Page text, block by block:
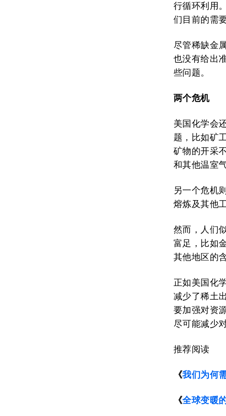
行循环利用
们目前的需
尽管稀缺金
也没有给出
些问题。
两个危机
美国化学会
题，比如矿
矿物的开采
和其他温室
另一个危机
熔炼及其他
然而，人们
富足，比如
其他地区的
正如美国化
减少了稀土
要加强对资
尽可能减少
推荐阅读
《我们为何
《全球变暖